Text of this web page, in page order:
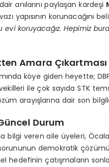
anılarını paylaşan kardeşi
yapısının korunacağını
evi koruyacağız. Hepimiz
Amara Çıkartması
köye giden heyette;
ile çok sayıda STK
arayışlarına dair son
Durum
bilgi veren aile üyeleri,
demokratik
hedefinin çatışmaların